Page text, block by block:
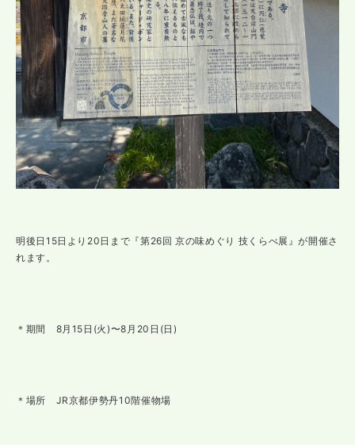
明後日15日より20日まで『第26回 京の味めぐり 技くらべ展』が開催さ
れます。
＊期間 8月15日(火)〜8月20日(日)
＊場所 JR京都伊勢丹10階催物場